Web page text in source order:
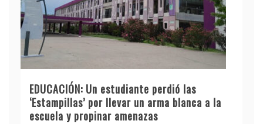
EDUCACIÓN: Un estudiante perdió las
‘Estampillas’ por llevar un arma blanca a la
escuela y propinar amenazas